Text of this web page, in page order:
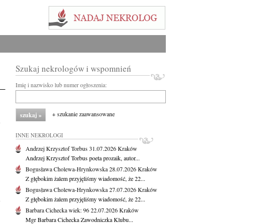
Szukaj nekrologów i wspomnień
Imię i nazwisko lub numer ogłoszenia:
+ szukanie zaawansowane
INNE NEKROLOGI
Andrzej Krzysztof Torbus31.07.2026Kraków
Andrzej Krzysztof Torbus poeta prozaik, autor...
Bogusława Cholewa-Hrynkowska28.07.2026Kraków
Z głębokim żalem przyjęliśmy wiadomość, że 22...
Bogusława Cholewa-Hrynkowska27.07.2026Kraków
Z głębokim żalem przyjęliśmy wiadomość, że 22...
Barbara Cicheckawiek: 9622.07.2026Kraków
Mgr Barbara Cichecka Zawodniczka Klubu...